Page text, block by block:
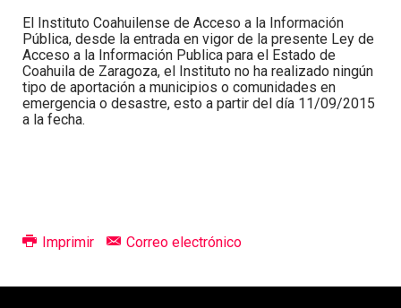
El Instituto Coahuilense de Acceso a la Información
Pública, desde la entrada en vigor de la presente Ley de
Acceso a la Información Publica para el Estado de
Coahuila de Zaragoza, el Instituto no ha realizado ningún
tipo de aportación a municipios o comunidades en
emergencia o desastre, esto a partir del día 11/09/2015
a la fecha.
Imprimir Correo electrónico